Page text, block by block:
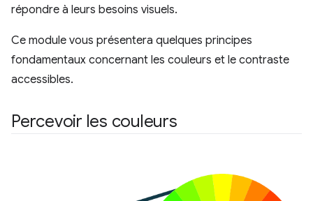
répondre à leurs besoins visuels.
Ce module vous présentera quelques principes
fondamentaux concernant les couleurs et le contraste
accessibles.
Percevoir les couleurs